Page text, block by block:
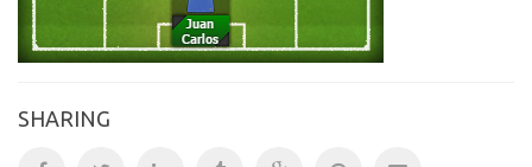
SHARING